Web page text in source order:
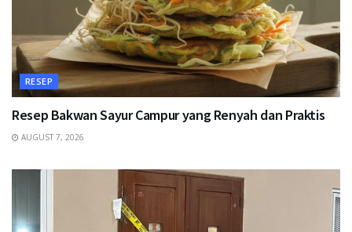
RESEP
Resep Bakwan Sayur Campur yang Renyah dan Praktis
AUGUST 7, 2026